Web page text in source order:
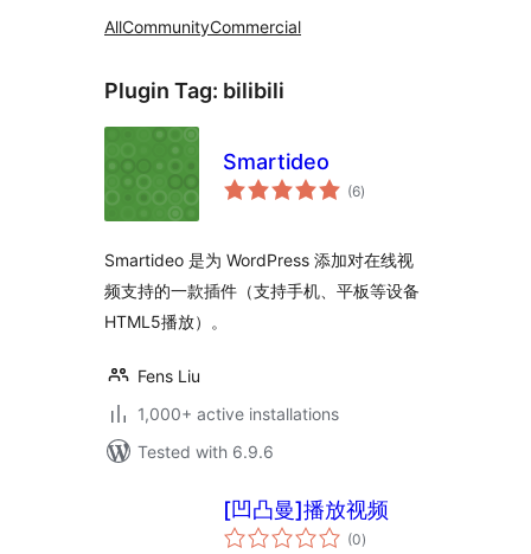
AllCommunityCommercial
Plugin Tag: bilibili
Smartideo
(6total
ratings
)
Smartideo 是为 WordPress 添加对在线视
频支持的一款插件（支持手机、平板等设备
HTML5播放）。
Fens Liu
1,000+ active installations
Tested with 6.9.6
[凹凸曼]播放视频
(0total
ratings
)